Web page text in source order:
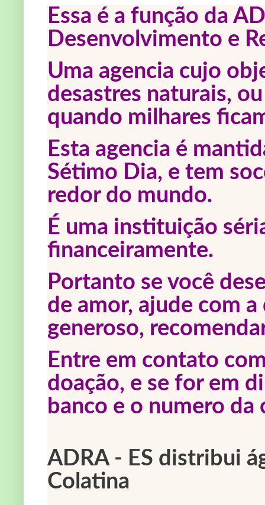
Essa é a função da
Desenvolvimento e
Uma agencia cujo
desastres naturais,
quando milhares
Esta agencia é
Sétimo Dia, e tem
redor do mundo.
É uma instituição
financeiramente.
Portanto se você
de amor, ajude com
generoso,
Entre em contato
doação, e se for em
banco e o numero da
ADRA - ES distribui
Colatina